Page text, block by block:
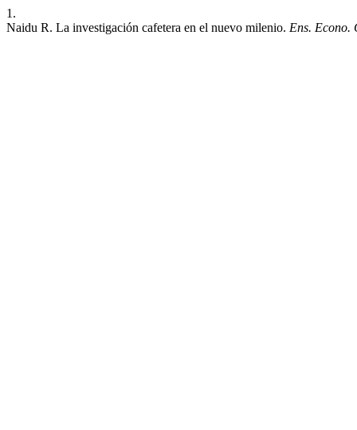
1.
Naidu R. La investigación cafetera en el nuevo milenio. Ens. Econo.